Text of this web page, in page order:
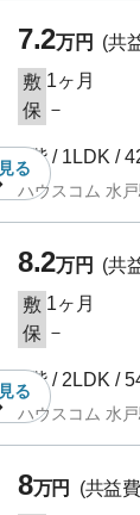
見る
7.2万円
(共
敷 1ヶ月
保 －
1階 / 1LDK /
ハウスコム 水
見る
8.2万円
(共
敷 1ヶ月
保 －
2階 / 2LDK /
ハウスコム 水
8万円
(共益